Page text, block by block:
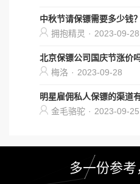
中秋节请保镖需要多少钱？
拥抱精灵 · 2023-09-28
北京保镖公司国庆节涨价吗
梅洛 · 2023-09-28
明星雇佣私人保镖的渠道
金毛骆驼 · 2023-09-25
多一份参